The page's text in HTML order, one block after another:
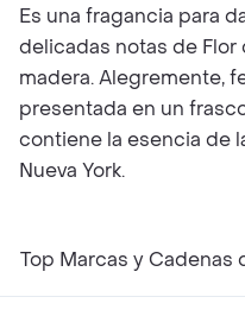
Es una fragancia para
delicadas notas de
madera. Alegremente,
presentada en un
contiene la esencia de
Nueva York.
Top Marcas y Cadenas